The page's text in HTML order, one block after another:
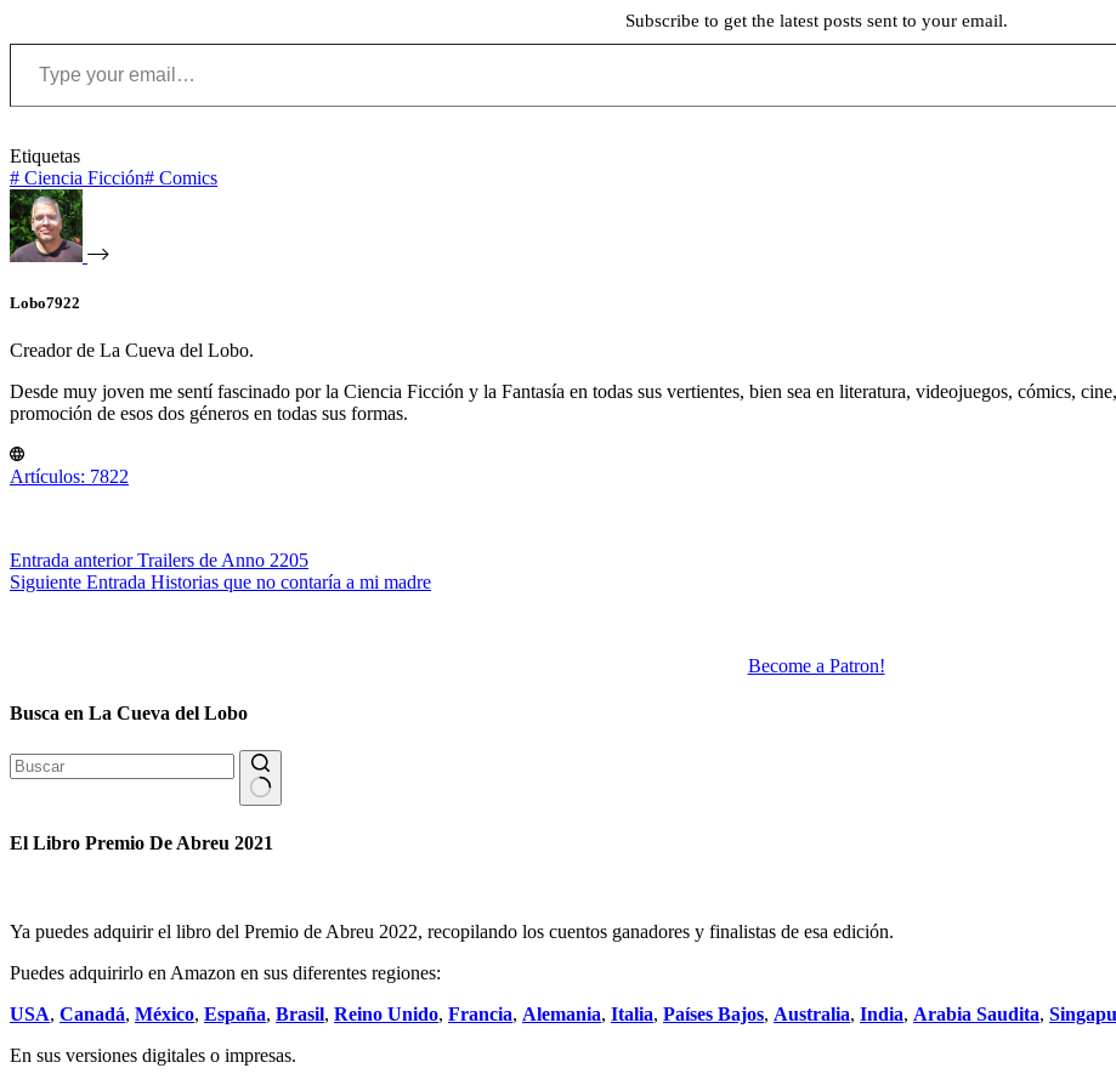
Subscribe to get the latest posts sent to your email.
Type your email…
Etiquetas
# Ciencia Ficción# Comics
Lobo7922
Creador de La Cueva del Lobo.
Desde muy joven me sentí fascinado por la Ciencia Ficción y la Fantasía en todas sus vertientes, bien sea en literatura, videojuegos, cómics,
promoción de esos dos géneros en todas sus formas.
Artículos: 7822
Entrada anteriorTrailers de Anno 2205
Siguiente Entrada Historias que no contaría a mi madre
Become a Patron!
Busca en La Cueva del Lobo
resultados
El Libro Premio De Abreu 2021
Ya puedes adquirir el libro del Premio de Abreu 2022, recopilando los cuentos ganadores y finalistas de esa edición.
Puedes adquirirlo en Amazon en sus diferentes regiones:
USA, Canadá, México, España, Brasil, Reino Unido, Francia, Alemania, Italia, Países Bajos, Australia, India, Arabia Saudita,
En sus versiones digitales o impresas.